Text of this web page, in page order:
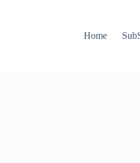
Home